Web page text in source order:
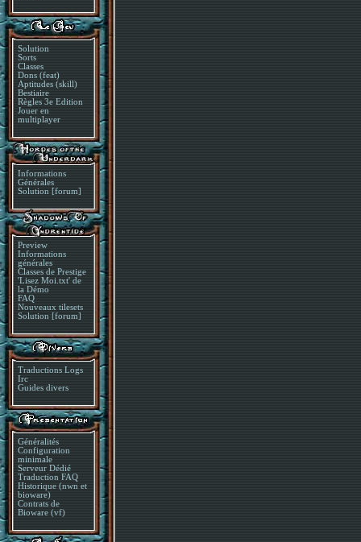
Solution
Sorts
Classes
Dons (feat)
Aptitudes (skill)
Bestiaire
Règles 3e Edition
Jouer en
multiplayer
Informations
Générales
Solution [forum]
Preview
Informations
générales
Classes de Prestige
'Lisez Moi.txt' de
la Démo
FAQ
Nouveaux tilesets
Solution [forum]
Traductions Logs
Irc
Guides divers
Généralités
Configuration
minimale
Serveur Dédié
Traduction FAQ
Historique (nwn et
bioware)
Contrats de
Bioware (vf)